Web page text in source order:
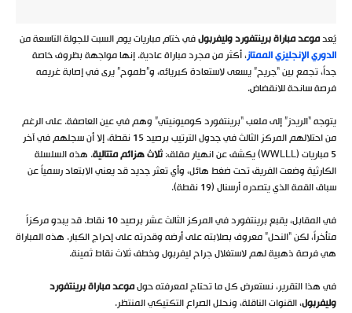
يُعدموعد مباراة برينتفورد وليفربولفي ختام مباريات يوم السبت للجولة التاسعة من
الدوري الإنجليزي الممتاز، أكثر من مجرد مباراة عادية. إنها مواجهة بظروف خاصة
جداً، تجمع بين “جريح” يسعى لاستعادة كبريائه، و”طموح” يرى في إصابة غريمه
فرصة سانحة للانقضاض.
يتوجه “الريدز” إلى ملعب “برينتفورد كوميونيتي” وهم في عين العاصفة. على الرغم
من احتلالهم المركز الثالث في جدول الترتيب برصيد 15 نقطة، إلا أن سجلهم في آخر
5 مباريات (WWLLL) يكشف عن انهيار مقلق:
ثلاث هزائم متتالية. هذه السلسلة
الكارثية وضعت الفريق تحت ضغط هائل، وأي تعثر جديد قد يعني الابتعاد رسمياً عن
سباق القمة الذي يتصدره أرسنال (19 نقطة).
في المقابل، يقبع برينتفورد في المركز الثالث عشر برصيد 10 نقاط. قد يبدو مركزاً
متأخراً، لكن “النحل” معروف بصلابته على أرضه وقدرته على إحراج الكبار. هذه المباراة
هي فرصة ذهبية لهم لاستغلال جراح ليفربول وخطف ثلاث نقاط ثمينة.
في هذا التقرير، نستعرض كل ما تحتاج لمعرفته حولموعد مباراة برينتفورد
وليفربول، القنوات الناقلة، ونحلل الصراع التكتيكي المنتظر.